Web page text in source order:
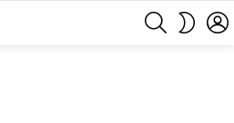
SEARCH
SKIN